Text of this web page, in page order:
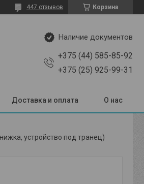
Корзина
447 отзывов
Наличие документов
+375 (44) 585-85-92
+375 (25) 925-99-31
Доставка и оплата О нас
устройство под транец)